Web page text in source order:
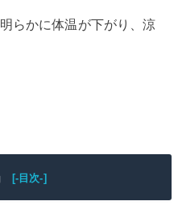
らかに体温が下がり、涼
[-目次-]